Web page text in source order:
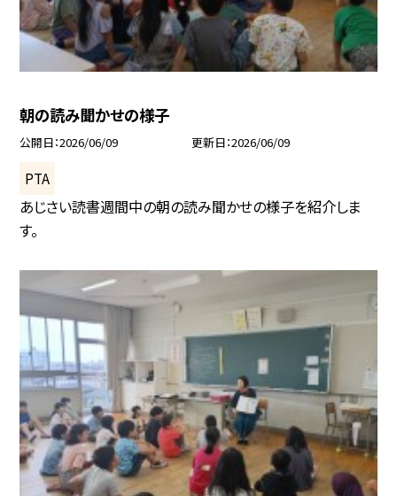
朝の読み聞かせの様子
公開日 2026/06/09 更新日 2026/06/09
PTA
あじさい読書週間中の朝の読み聞かせの様子を紹介しま
す。